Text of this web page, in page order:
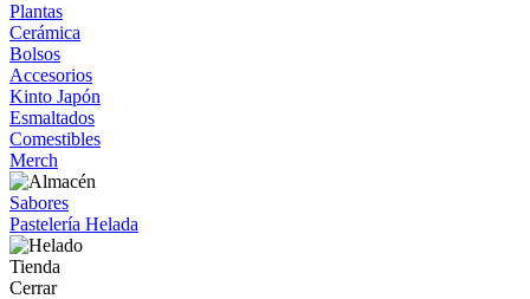
Plantas
Cerámica
Bolsos
Accesorios
Kinto Japón
Esmaltados
Comestibles
Merch
Sabores
Pastelería Helada
Tienda
Cerrar